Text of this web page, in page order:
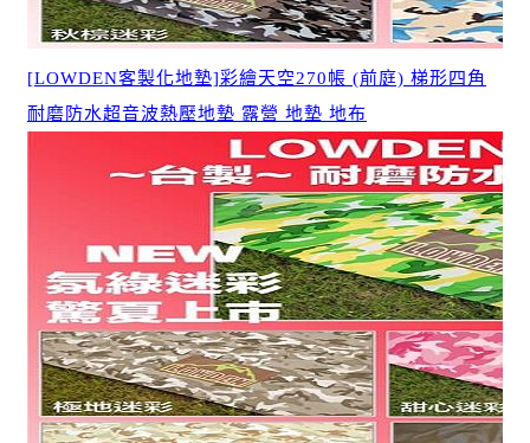
[LOWDEN客製化地墊]彩繪天空270帳 (前庭) 梯形四角
耐磨防水超音波熱壓地墊 露營 地墊 地布